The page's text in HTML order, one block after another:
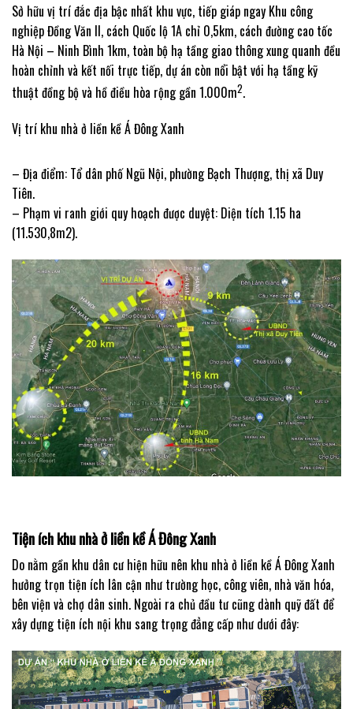
Sở hữu vị trí đắc địa bậc nhất khu vực, tiếp giáp ngay Khu công
nghiệp Đồng Văn II, cách Quốc lộ 1A chỉ 0,5km, cách đường cao tốc
Hà Nội – Ninh Bình 1km, toàn bộ hạ tầng giao thông xung quanh đều
hoàn chỉnh và kết nối trực tiếp, dự án còn nổi bật với hạ tầng kỹ
thuật đồng bộ và hồ điều hòa rộng gần 1.000m2.
Vị trí khu nhà ở liền kề Á Đông Xanh
– Địa điểm: Tổ dân phố Ngũ Nội, phường Bạch Thượng, thị xã Duy
Tiên.
– Phạm vi ranh giới quy hoạch được duyệt: Diện tích 1.15 ha
(11.530,8m2).
Tiện ích khu nhà ở liền kề Á Đông Xanh
Do nằm gần khu dân cư hiện hữu nên khu nhà ở liền kề Á Đông Xanh
hưởng trọn tiện ích lân cận như trường học, công viên, nhà văn hóa,
bên viện và chợ dân sinh. Ngoài ra chủ đầu tư cũng dành quỹ đất để
xây dựng tiện ích nội khu sang trọng đẳng cấp như dưới đây: